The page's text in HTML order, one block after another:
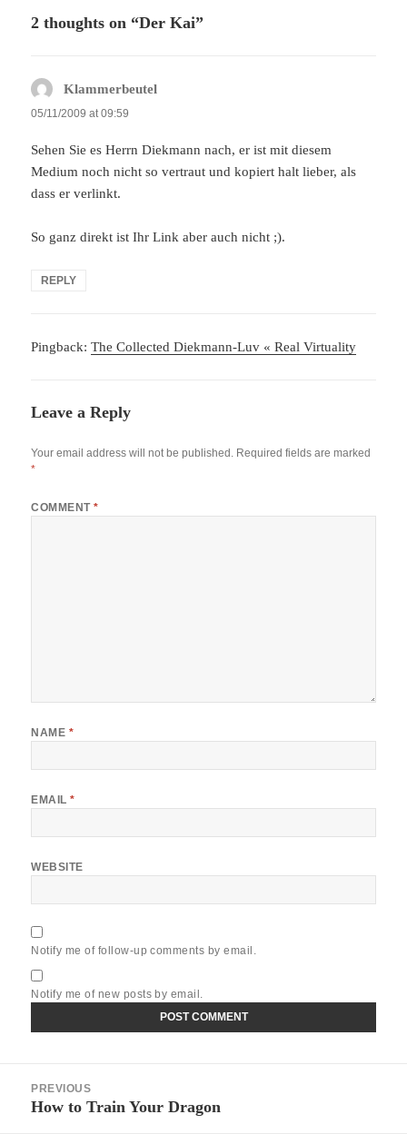
2 thoughts on “Der Kai”
Klammerbeutel
05/11/2009 at 09:59
Sehen Sie es Herrn Diekmann nach, er ist mit diesem
Medium noch nicht so vertraut und kopiert halt lieber, als
dass er verlinkt.
So ganz direkt ist Ihr Link aber auch nicht ;).
REPLY
Pingback:The Collected Diekmann-Luv « Real Virtuality
Leave a Reply
Your email address will not be published. Required fields are marked
*
COMMENT*
NAME *
EMAIL*
WEBSITE
Notify me of follow-up comments by email.
Notify me of new posts by email.
navigation
PREVIOUS
Previous
How to Train Your Dragon